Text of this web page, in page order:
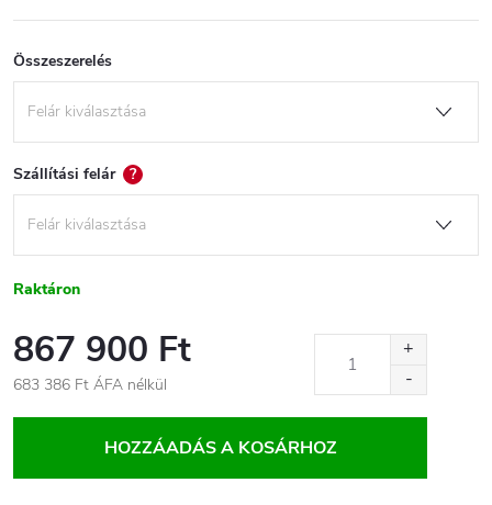
Összeszerelés
Szállítási felár ?
Raktáron
867 900 Ft
683 386 Ft ÁFA nélkül
HOZZÁADÁS A KOSÁRHOZ